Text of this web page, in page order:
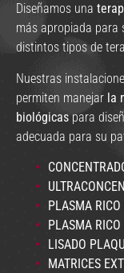
Diseñamos una
más apropiada para
distintos tipos de
Nuestras
permiten manejar la
biológicas para
adecuada para su
PLASMA
PLASMA
LISADO
MATRICES